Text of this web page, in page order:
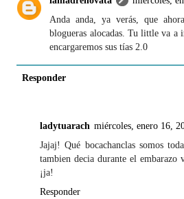
Anda anda, ya verás, que
blogueras alocadas. Tu little va a
encargaremos sus tías 2.0
Responder
ladytuarach miércoles, enero 16,
Jajaj! Qué bocachanclas somos
tambien decia durante el
¡ja!
Responder